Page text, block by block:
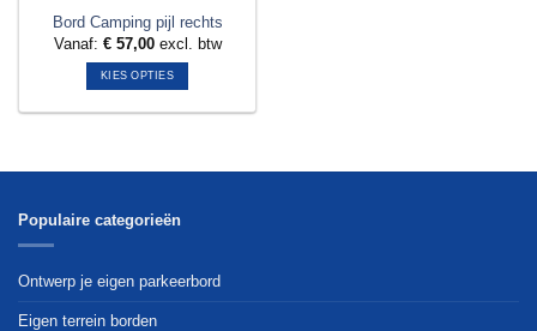
Bord Camping pijl rechts
Vanaf: €57,00excl. btw
KIES OPTIES
meerdere
Deze
gekozen
worden
Populaire categorieën
Ontwerp je eigen parkeerbord
Eigen terrein borden